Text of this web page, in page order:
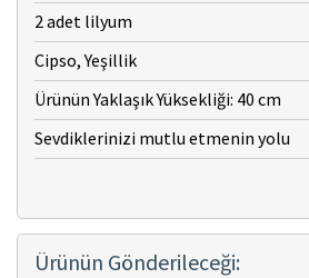
2 adet lilyum
Cipso, Yeşillik
Ürünün Yaklaşık Yüksekliği: 40 cm
Sevdiklerinizi mutlu etmenin yolu
Ürünün Gönderileceği: